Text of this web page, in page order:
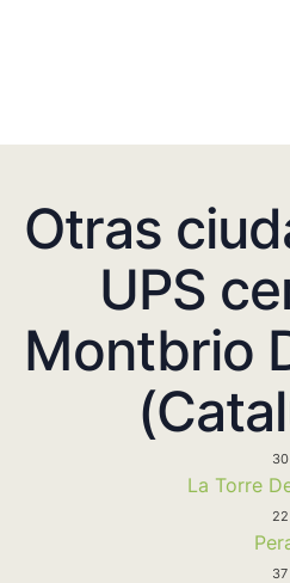
Otras
UPS
Montbrio
La Torre